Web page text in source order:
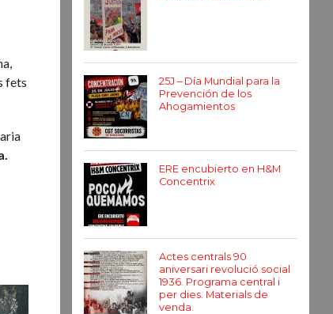
fets
25J – Día Mundial para la
Prevención de los
Ahogamientos
ERE encubierto en H&M
Concentrix
Actes centrals 90
aniversari revolució social
1936. Programa central i
per dies. Materials de
venda.